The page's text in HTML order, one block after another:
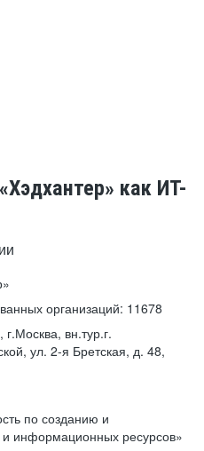
как ИТ-
организаций: 11678
г.Москва, вн.тур.г.
ул. 2-я Бретская, д. 48,
по созданию и
информационных ресурсов»